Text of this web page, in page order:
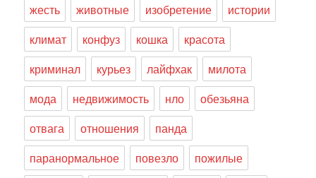
жесть
животные изобретение
истории
климат
конфуз кошка
красота
криминал
курьез лайфхак
милота
мода
недвижимость нло
обезьяна
отвага
отношения
панда
паранормальное
повезло
пожилые